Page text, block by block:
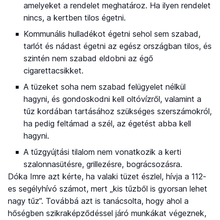
amelyeket a rendelet meghatároz. Ha ilyen rendelet
nincs, a kertben tilos égetni.
Kommunális hulladékot égetni sehol sem szabad,
tarlót és nádast égetni az egész országban tilos, és
szintén nem szabad eldobni az égő
cigarettacsikket.
A tüzeket soha nem szabad felügyelet nélkül
hagyni, és gondoskodni kell oltóvízről, valamint a
tűz kordában tartásához szükséges szerszámokról,
ha pedig feltámad a szél, az égetést abba kell
hagyni.
A tűzgyújtási tilalom nem vonatkozik a kerti
szalonnasütésre, grillezésre, bográcsozásra.
Dóka Imre azt kérte, ha valaki tüzet észlel, hívja a 112-
es segélyhívó számot, mert „kis tűzből is gyorsan lehet
nagy tűz”. Továbbá azt is tanácsolta, hogy ahol a
hőségben szikraképződéssel járó munkákat végeznek,